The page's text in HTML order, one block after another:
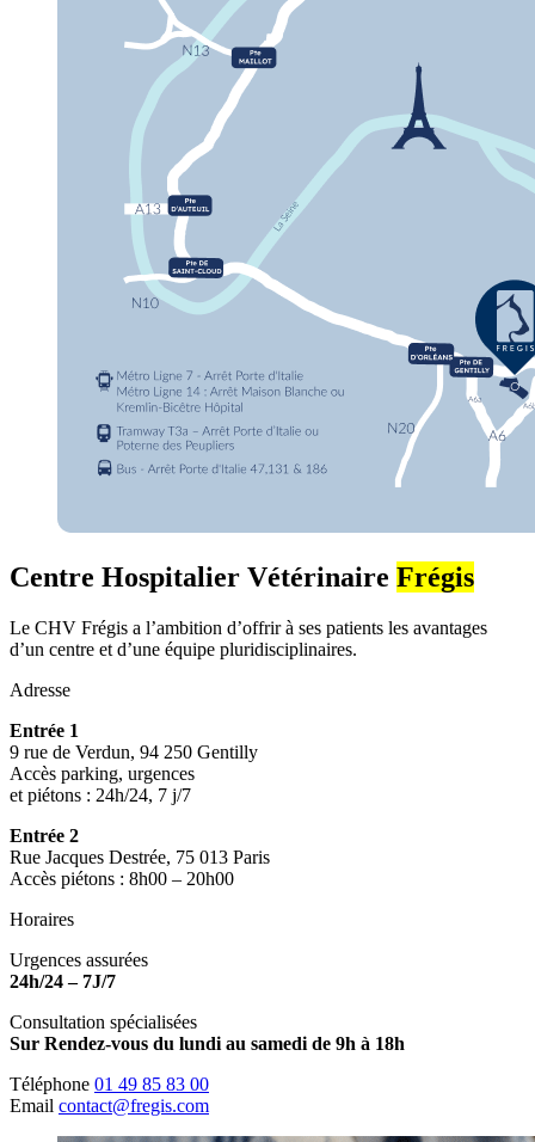
Centre Hospitalier Vétérinaire Frégis
Le CHV Frégis a l’ambition d’offrir à ses patients les avantages
d’un centre et d’une équipe pluridisciplinaires.
Adresse
Entrée 1
9 rue de Verdun, 94 250 Gentilly
Accès parking, urgences
et piétons : 24h/24, 7 j/7
Entrée 2
Rue Jacques Destrée, 75 013 Paris
Accès piétons : 8h00 – 20h00
Horaires
Urgences assurées
24h/24 – 7J/7
Consultation spécialisées
Sur Rendez-vous du lundi au samedi de 9h à 18h
Téléphone 01 49 85 83 00
Email contact@fregis.com